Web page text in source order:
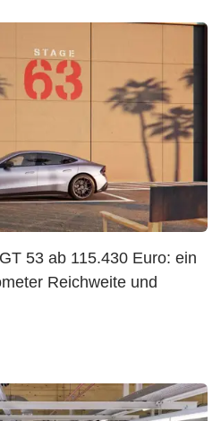
53 ab 115.430 Euro: ein
Reichweite und